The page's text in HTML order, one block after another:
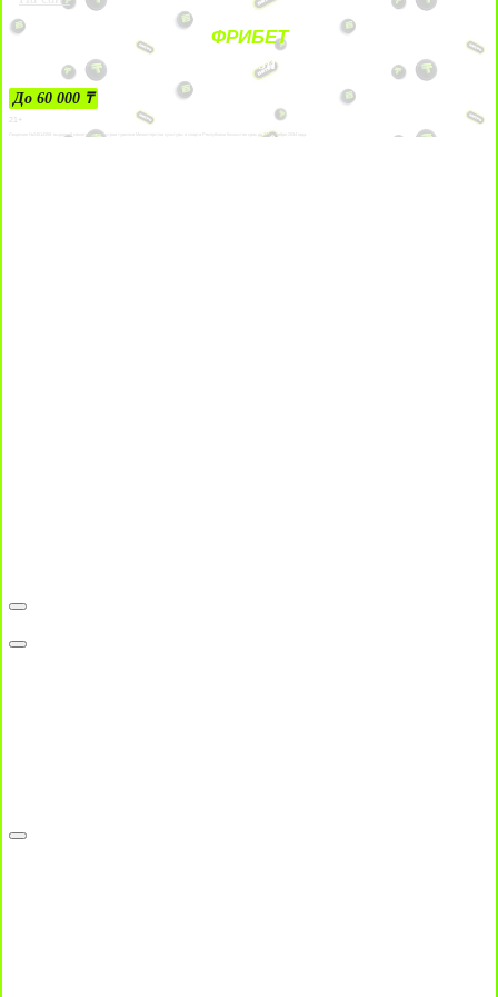
ФРИБЕТ
ЗА ДЕПОЗИТЫ
До 60 000 ₸
21+
Лицензии №24514359, выданной комитетом индустрии туризма Министерства культуры и спорта Республики Казахстан срок до 27 сентября 2034 года.